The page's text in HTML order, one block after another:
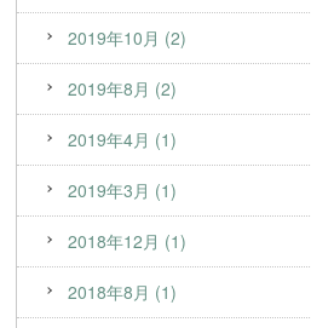
2019年10月 (2)
2019年8月 (2)
2019年4月 (1)
2019年3月 (1)
2018年12月 (1)
2018年8月 (1)